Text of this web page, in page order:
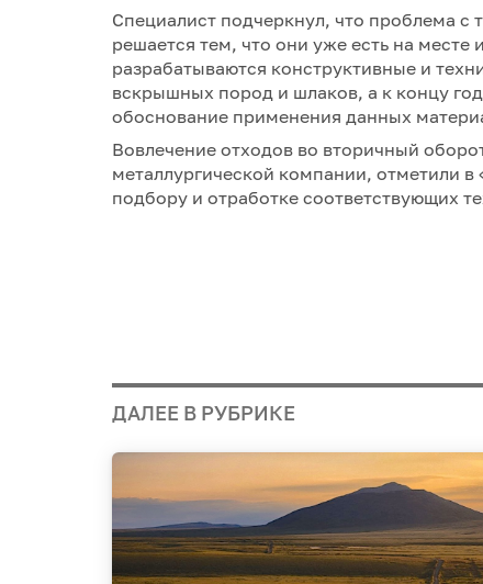
Специалист подчеркнул, что проблема
решается тем, что они уже есть на месте
разрабатываются конструктивные и
вскрышных пород и шлаков, а к концу
обоснование применения данных
Вовлечение отходов во вторичный
металлургической компании, отметили
подбору и отработке соответствующих
ДАЛЕЕ В РУБРИКЕ